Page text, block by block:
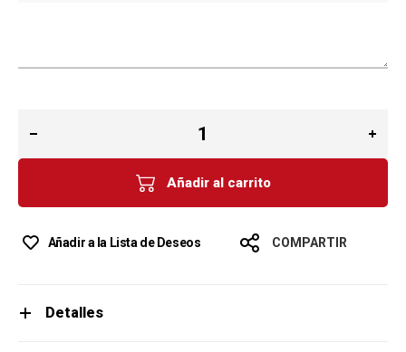
Añadir al carrito
Añadir a la Lista de Deseos COMPARTIR
Detalles